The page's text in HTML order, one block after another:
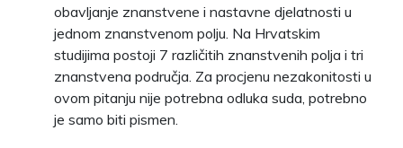
obavljanje znanstvene i nastavne djelatnosti u
jednom znanstvenom polju. Na Hrvatskim
studijima postoji 7 različitih znanstvenih polja i tri
znanstvena područja. Za procjenu nezakonitosti u
ovom pitanju nije potrebna odluka suda, potrebno
je samo biti pismen.